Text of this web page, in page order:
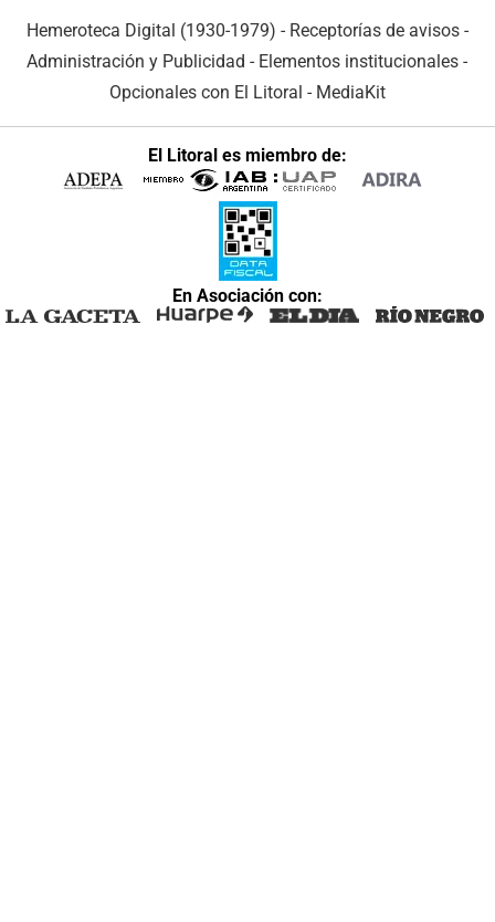
Hemeroteca Digital (1930-1979) - Receptorías de avisos -
Administración y Publicidad - Elementos institucionales -
Opcionales con El Litoral - MediaKit
El Litoral es miembro de:
En Asociación con: